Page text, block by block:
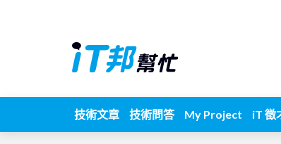
技術文章 技術問答 My Project iT 徵